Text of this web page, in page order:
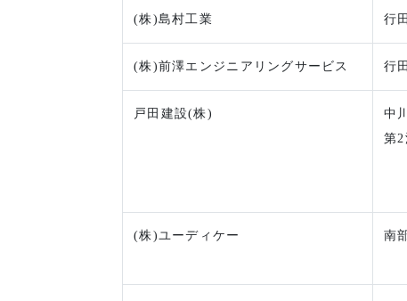
(株)島村工業 行
(株)前澤エンジニアリングサービス 行
戸田建設(株)
中
第
(株)ユーディケー 南